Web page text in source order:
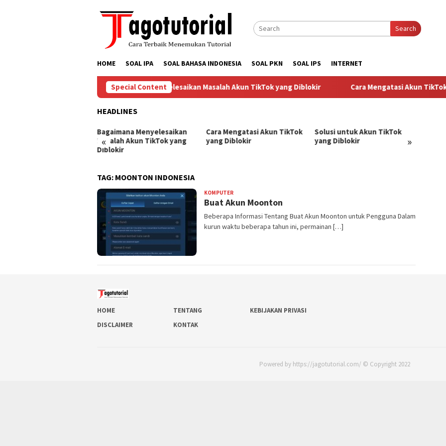
Search
HOME SOAL IPA SOAL BAHASA INDONESIA SOAL PKN SOAL IPS INTERNET
Special Content
Bagaimana Menyelesaikan Masalah Akun TikTok yang Diblokir Cara Mengatasi Akun TikTok
HEADLINES
« »
Bagaimana Menyelesaikan
Masalah Akun TikTok yang
Diblokir
Cara Mengatasi Akun TikTok
yang Diblokir
Solusi untuk Akun TikTok
yang Diblokir
TAG: MOONTON INDONESIA
KOMPUTER
Buat Akun Moonton
Beberapa Informasi Tentang Buat Akun Moonton untuk Pengguna Dalam
kurun waktu beberapa tahun ini, permainan […]
HOME TENTANG
KEBIJAKAN PRIVASI
DISCLAIMER
KONTAK
Powered by https://jagotutorial.com/ © Copyright 2022